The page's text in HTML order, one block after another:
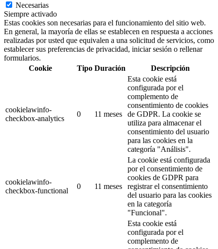
Necesarias
Siempre activado
Estas cookies son necesarias para el funcionamiento del sitio web.
En general, la mayoría de ellas se establecen en respuesta a acciones
realizadas por usted que equivalen a una solicitud de servicios, como
establecer sus preferencias de privacidad, iniciar sesión o rellenar
formularios.
Cookie
Tipo Duración Descripción
cookielawinfo-
checkbox-analytics
0 11 meses
Esta cookie está
configurada por el
complemento de
consentimiento de cookies
de GDPR. La cookie se
utiliza para almacenar el
consentimiento del usuario
para las cookies en la
categoría "Análisis".
cookielawinfo-
checkbox-functional
0 11 meses
La cookie está configurada
por el consentimiento de
cookies de GDPR para
registrar el consentimiento
del usuario para las cookies
en la categoría
"Funcional".
Esta cookie está
configurada por el
complemento de